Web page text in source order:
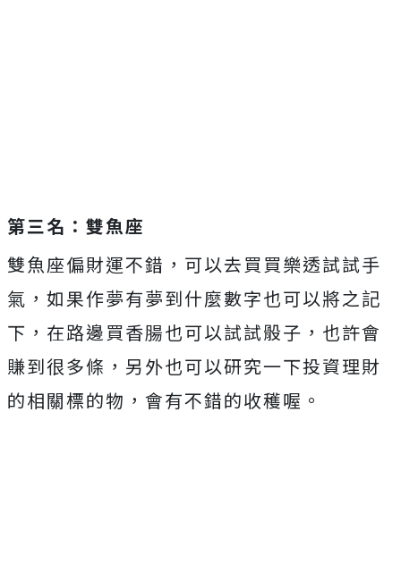
第三名：雙魚座
雙魚座偏財運不錯，可以去買買樂透試試手
氣，如果作夢有夢到什麼數字也可以將之記
下，在路邊買香腸也可以試試骰子，也許會
賺到很多條，另外也可以研究一下投資理財
的相關標的物，會有不錯的收穫喔。